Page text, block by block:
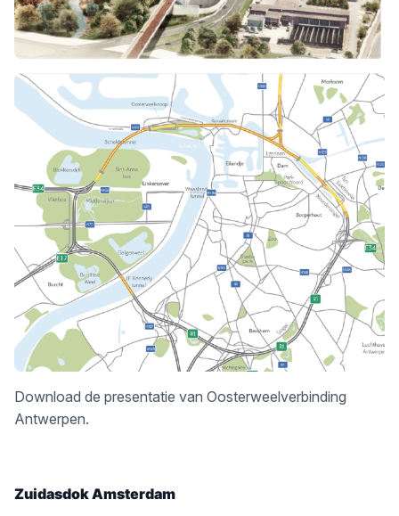
Download de presentatie van Oosterweelverbinding
Antwerpen.
Zuidasdok Amsterdam